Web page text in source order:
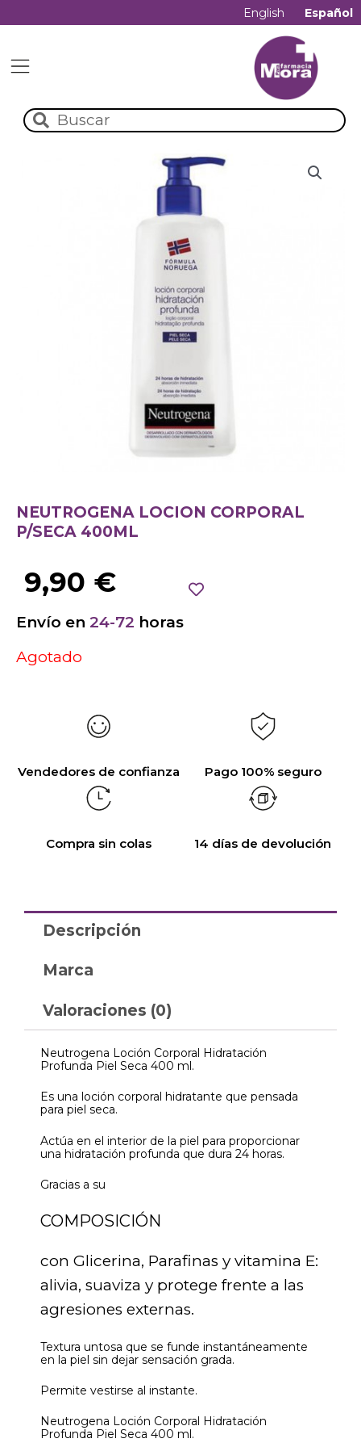
English Español
NEUTROGENA LOCION CORPORAL
P/SECA 400ML
9,90 €
Envío en 24-72 horas
Agotado
Vendedores de confianza Pago 100% seguro
Compra sin colas 14 días de devolución
Descripción
Marca
Valoraciones (0)
Neutrogena Loción Corporal Hidratación
Profunda Piel Seca 400 ml.
Es una loción corporal hidratante que pensada
para piel seca.
Actúa en el interior de la piel para proporcionar
una hidratación profunda que dura 24 horas.
Gracias a su
COMPOSICIÓN
con Glicerina, Parafinas y vitamina E:
alivia, suaviza y protege frente a las
agresiones externas.
Textura untosa que se funde instantáneamente
en la piel sin dejar sensación grada.
Permite vestirse al instante.
Neutrogena Loción Corporal Hidratación
Profunda Piel Seca 400 ml.